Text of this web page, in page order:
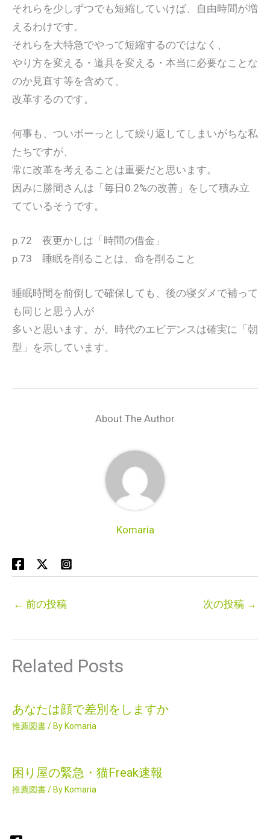
それらを少しずつでも短縮していけば、自由時間が増
えるわけです。
それらを大特急でやって短縮するのではなく、
やり方を変える・道具を変える・本当に必要なことな
のか見直す等を含めて、
改革するのです。
何事も、ついボーっとして繰り返してしまいがちな私
たちですが、
常に改革を考えることは重要だと思います。
因みに勝間さんは「毎日0.2%の改善」をして積み立
てているそうです。
p.72 夜更かしは「時間の借金」
p.73 睡眠を削ることは、命を削ること
睡眠時間を前倒しで確保しても、後の寝ダメで補って
も同じと思う人が
多いと思います。が、時代のエビデンスは確実に「朝
型」を示しています。
About The Author
Komaria
← 前の投稿 次の投稿 →
Related Posts
あなたは顔で差別をしますか
推薦図書/ By Komaria
困り屋の緊急・猫Freak速報
推薦図書/ By Komaria